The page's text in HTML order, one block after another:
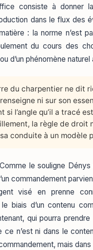
consiste à donner
dans le flux des
: la norme n’est
du cours des
d’un phénomène
du charpentier ne dit
ni sur son
si l’angle qu’il a tracé
la règle de droit
conduite à un modèle
Comme le souligne
commandement
visé en prenne
biais d’un contenu
qui pourra
ce n’est ni dans le
mais